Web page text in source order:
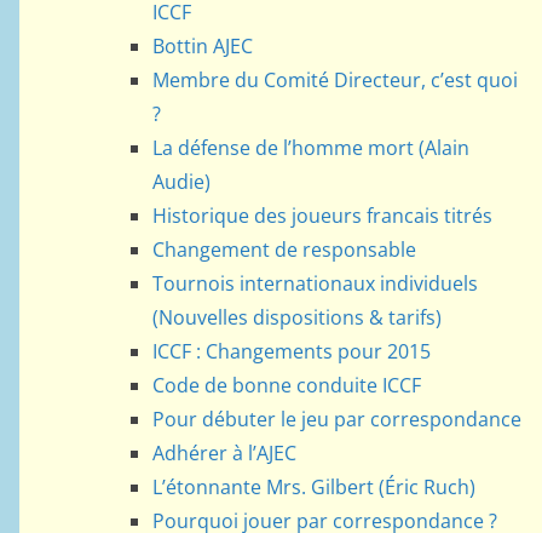
ICCF
Bottin AJEC
Membre du Comité Directeur, c’est quoi
?
La défense de l’homme mort (Alain
Audie)
Historique des joueurs francais titrés
Changement de responsable
Tournois internationaux individuels
(Nouvelles dispositions & tarifs)
ICCF : Changements pour 2015
Code de bonne conduite ICCF
Pour débuter le jeu par correspondance
Adhérer à l’AJEC
L’étonnante Mrs. Gilbert (Éric Ruch)
Pourquoi jouer par correspondance ?